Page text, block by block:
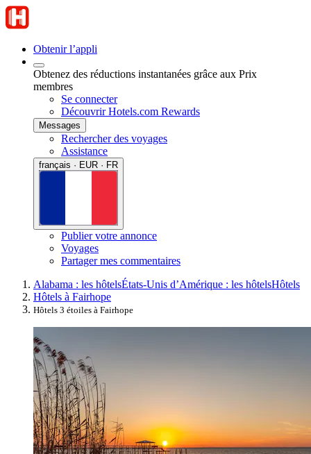
Obtenir l’appli
Obtenez des réductions instantanées grâce aux Prix
membres
Se connecter
Découvrir Hotels.com Rewards
Messages
Rechercher des voyages
Assistance
français · EUR · FR
Publier votre annonce
Voyages
Partager mes commentaires
Alabama : les hôtelsÉtats-Unis d’Amérique : les hôtelsHôtels
Hôtels à Fairhope
Hôtels 3 étoiles à Fairhope